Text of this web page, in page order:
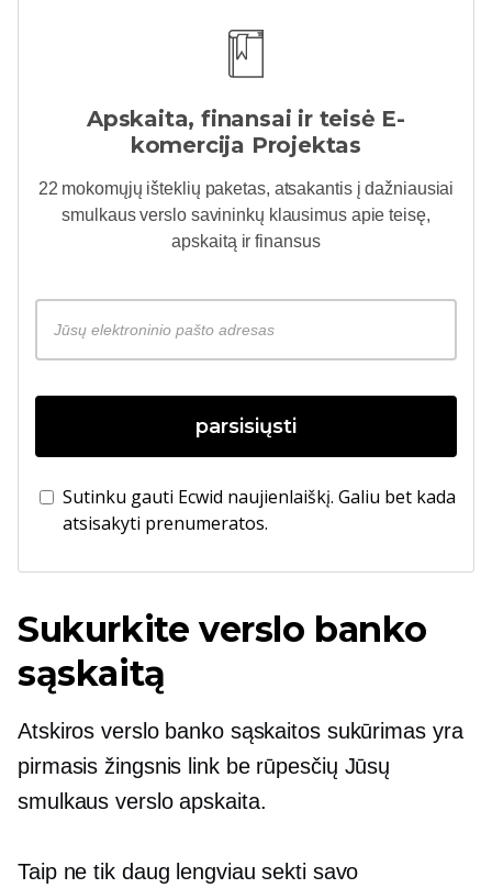
Apskaita, finansai ir teisė E-
komercija Projektas
22 mokomųjų išteklių paketas, atsakantis į dažniausiai
smulkaus verslo savininkų klausimus apie teisę,
apskaitą ir finansus
parsisiųsti
Sutinku gauti Ecwid naujienlaiškį. Galiu bet kada
atsisakyti prenumeratos.
Sukurkite verslo banko
sąskaitą
Atskiros verslo banko sąskaitos sukūrimas yra
pirmasis žingsnis link be rūpesčių Jūsų
smulkaus verslo apskaita.
Taip ne tik daug lengviau sekti savo